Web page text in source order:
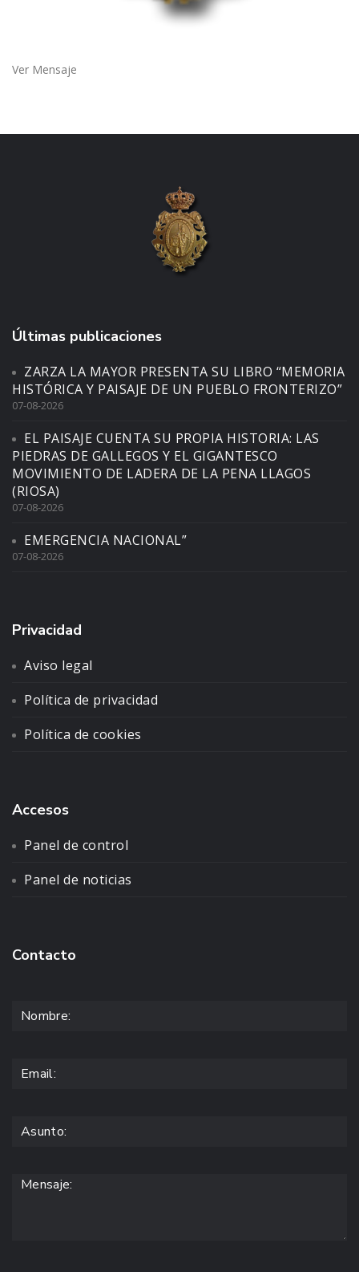
Ver Mensaje
Últimas publicaciones
ZARZA LA MAYOR PRESENTA SU LIBRO “MEMORIA
HISTÓRICA Y PAISAJE DE UN PUEBLO FRONTERIZO”
07-08-2026
EL PAISAJE CUENTA SU PROPIA HISTORIA: LAS
PIEDRAS DE GALLEGOS Y EL GIGANTESCO
MOVIMIENTO DE LADERA DE LA PENA LLAGOS
(RIOSA)
07-08-2026
EMERGENCIA NACIONAL”
07-08-2026
Privacidad
Aviso legal
Política de privacidad
Política de cookies
Accesos
Panel de control
Panel de noticias
Contacto